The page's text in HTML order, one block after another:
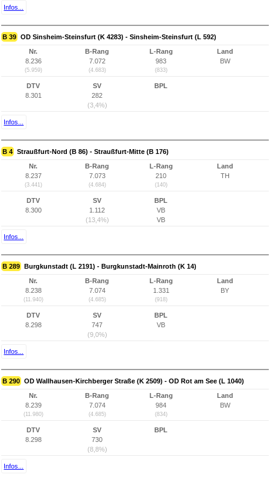
Infos...
B 39 OD Sinsheim-Steinsfurt (K 4283) - Sinsheim-Steinsfurt (L 592)
Nr.
8.236
(5.959)
B-Rang
7.072
(4.683)
L-Rang
983
(833)
Land
BW
DTV
8.301
SV
282
(3,4%)
BPL
Infos...
B 4 Straußfurt-Nord (B 86) - Straußfurt-Mitte (B 176)
Nr.
8.237
(3.441)
B-Rang
7.073
(4.684)
L-Rang
210
(140)
Land
TH
DTV
8.300
SV
1.112
(13,4%)
BPL
VB
VB
Infos...
B 289 Burgkunstadt (L 2191) - Burgkunstadt-Mainroth (K 14)
Nr.
8.238
(11.940)
B-Rang
7.074
(4.685)
L-Rang
1.331
(918)
Land
BY
DTV
8.298
SV
747
(9,0%)
BPL
VB
Infos...
B 290 OD Wallhausen-Kirchberger Straße (K 2509) - OD Rot am See (L 1040)
Nr.
8.239
(11.980)
B-Rang
7.074
(4.685)
L-Rang
984
(834)
Land
BW
DTV
8.298
SV
730
(8,8%)
BPL
Infos...